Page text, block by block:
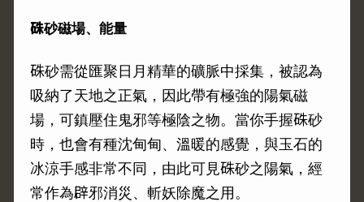
硃砂磁場、能量
硃砂需從匯聚日月精華的礦脈中採集，被認為
吸納了天地之正氣，因此帶有極強的陽氣磁
場，可鎮壓住鬼邪等極陰之物。當你手握硃砂
時，也會有種沈甸甸、溫暖的感覺，與玉石的
冰涼手感非常不同，由此可見硃砂之陽氣，經
常作為辟邪消災、斬妖除魔之用。